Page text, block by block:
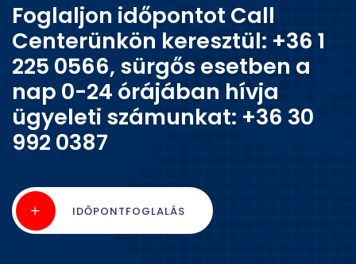
Foglaljon időpontot Call
Centerünkön keresztül: +36 1
225 0566, sürgős esetben a
nap 0-24 órájában hívja
ügyeleti számunkat: +36 30
992 0387
IDŐPONTFOGLALÁS